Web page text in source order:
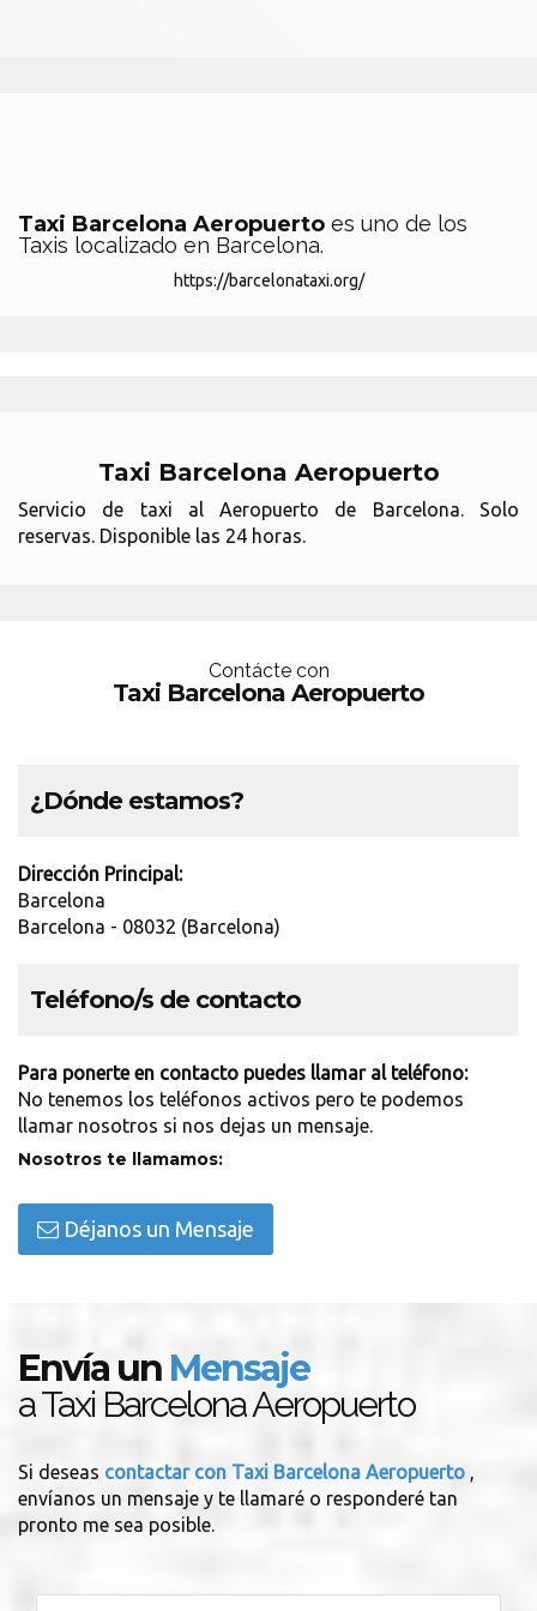
Taxi Barcelona Aeropuerto es uno de los
Taxis localizado en Barcelona.
https://barcelonataxi.org/
Taxi Barcelona Aeropuerto
Servicio de taxi al Aeropuerto de Barcelona. Solo
reservas. Disponible las 24 horas.
Contácte con
Taxi Barcelona Aeropuerto
¿Dónde estamos?
Dirección Principal:
Barcelona
Barcelona - 08032 (Barcelona)
Teléfono/s de contacto
Para ponerte en contacto puedes llamar al teléfono:
No tenemos los teléfonos activos pero te podemos
llamar nosotros si nos dejas un mensaje.
Nosotros te llamamos:
Déjanos un Mensaje
Envía un Mensaje
a Taxi Barcelona Aeropuerto
Si deseas contactar con Taxi Barcelona Aeropuerto ,
envíanos un mensaje y te llamaré o responderé tan
pronto me sea posible.